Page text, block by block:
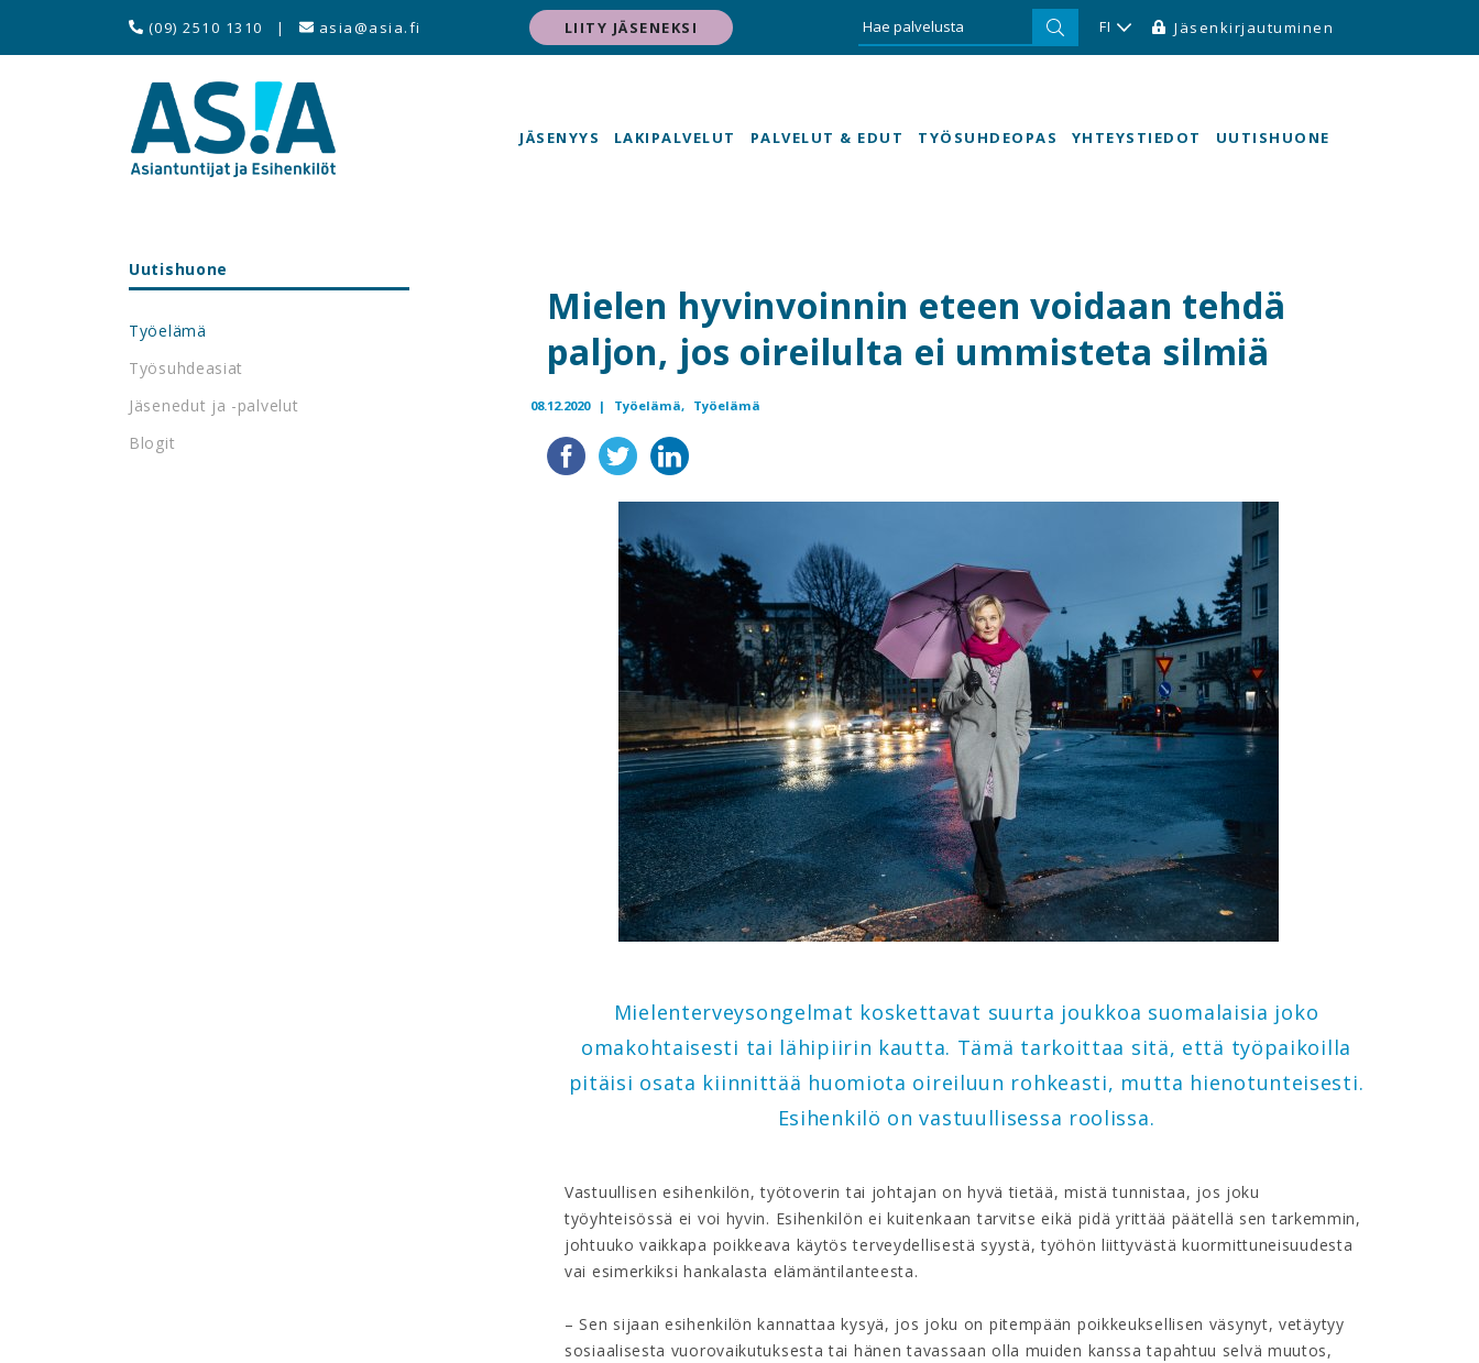
(09) 2510 1310 | asia@asia.fi LIITY JÄSENEKSI FI Jäsenkirjautuminen
JÄSENYYS LAKIPALVELUT PALVELUT & EDUT TYÖSUHDEOPAS YHTEYSTIEDOT UUTISHUONE
Uutishuone
Työelämä
Työsuhdeasiat
Jäsenedut ja -palvelut
Blogit
Mielen hyvinvoinnin eteen voidaan tehdä
paljon, jos oireilulta ei ummisteta silmiä
08.12.2020 | Työelämä, Työelämä
Mielenterveysongelmat koskettavat suurta joukkoa suomalaisia joko
omakohtaisesti tai lähipiirin kautta. Tämä tarkoittaa sitä, että työpaikoilla
pitäisi osata kiinnittää huomiota oireiluun rohkeasti, mutta hienotunteisesti.
Esihenkilö on vastuullisessa roolissa.
Vastuullisen esihenkilön, työtoverin tai johtajan on hyvä tietää, mistä tunnistaa, jos joku
työyhteisössä ei voi hyvin. Esihenkilön ei kuitenkaan tarvitse eikä pidä yrittää päätellä sen tarkemmin,
johtuuko vaikkapa poikkeava käytös terveydellisestä syystä, työhön liittyvästä kuormittuneisuudesta
vai esimerkiksi hankalasta elämäntilanteesta.
– Sen sijaan esihenkilön kannattaa kysyä, jos joku on pitempään poikkeuksellisen väsynyt, vetäytyy
sosiaalisesta vuorovaikutuksesta tai hänen tavassaan olla muiden kanssa tapahtuu selvä muutos,